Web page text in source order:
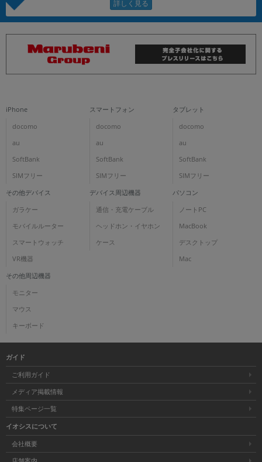
iPhone
docomo
au
SoftBank
SIMフリー
スマートフォン
docomo
au
SoftBank
SIMフリー
タブレット
docomo
au
SoftBank
SIMフリー
その他デバイス
ガラケー
モバイルルーター
スマートウォッチ
VR機器
デバイス周辺機器
通信・充電ケーブル
ヘッドホン・イヤホン
ケース
パソコン
ノートPC
MacBook
デスクトップ
Mac
その他周辺機器
モニター
マウス
キーボード
ガイド
ご利用ガイド
メディア掲載情報
特集ページ一覧
イオシスについて
会社概要